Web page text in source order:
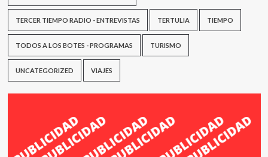
TERCER TIEMPO RADIO - ENTREVISTAS TERTULIA TIEMPO
TODOS A LOS BOTES - PROGRAMAS TURISMO
UNCATEGORIZED VIAJES